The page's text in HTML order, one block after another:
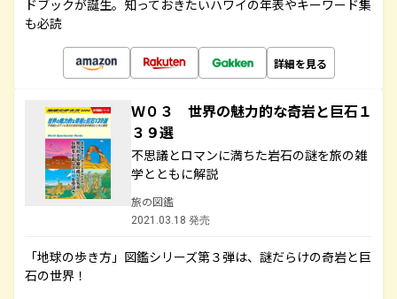
ドブックが誕生。知っておきたいハワイの年表やキーワード集
も必読
詳細を見る
Ｗ０３ 世界の魅力的な奇岩と巨石１
３９選
不思議とロマンに満ちた岩石の謎を旅の雑
学とともに解説
旅の図鑑
2021.03.18 発売
「地球の歩き方」図鑑シリーズ第３弾は、謎だらけの奇岩と巨
石の世界！